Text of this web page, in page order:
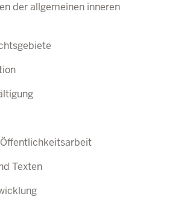
der allgemeinen inneren
Texten